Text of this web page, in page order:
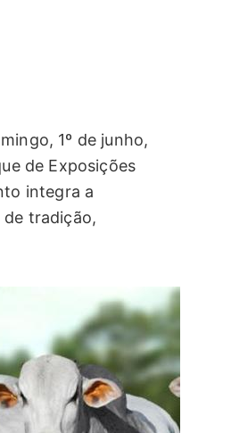
1º de junho,
de Exposições
integra a
de tradição,